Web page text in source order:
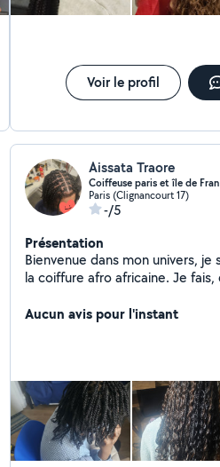
Voir le profil
Aissata Traore
Coiffeuse paris et île de Fran
Paris (Clignancourt 17)
-/5
Présentation
Bienvenue dans mon univers, je suis une passionnée de
la coiffure afro africaine. Je fais, des soins de cheveux,
braid, crochet etc.
Aucun avis pour l'instant